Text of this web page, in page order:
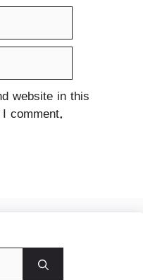
website in this
comment.